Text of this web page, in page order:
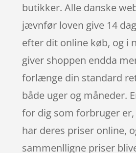
butikker. Alle danske
jævnfør loven give 14
efter dit online køb, og i
giver shoppen endda
forlænge din standard
både uger og måneder.
for dig som forbruger
har deres priser online,
sammenlligne priser